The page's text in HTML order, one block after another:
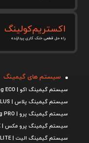
اکستریم‌کولینگ
راه حل قطعی خنک کاری پردازنده
سیستم های گیمینگ
سیستم گیمینگ اکو | Gaming ECO
سیستم گیمینگ پلاس | Gaming PLUS
سیستم گیمینگ پرو | Gaming PRO
سیستم گیمینگ پرو مکس | Gaming PROMAX
سیستم گیمینگ الیت | Gaming ELITE